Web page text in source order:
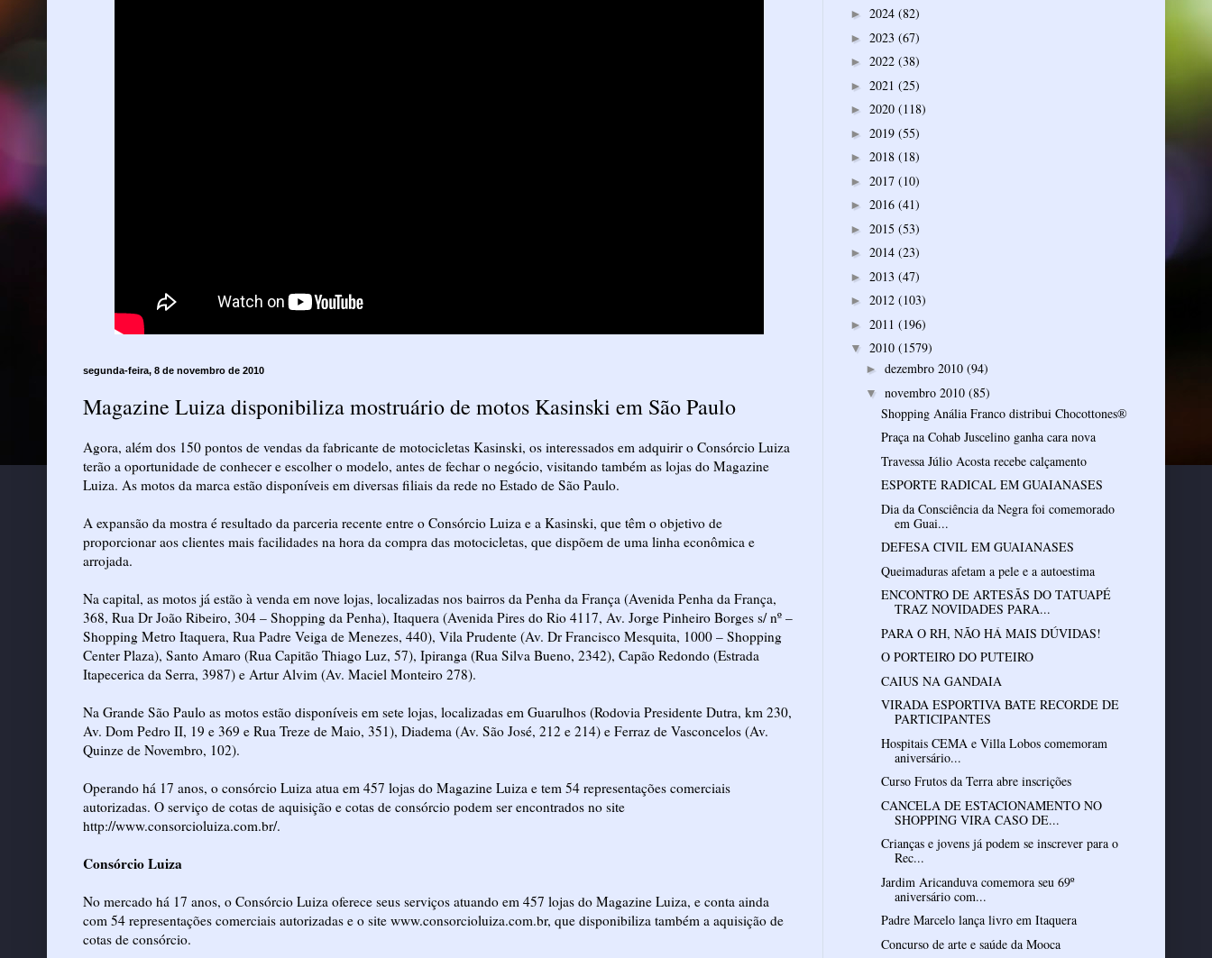
segunda-feira, 8 de novembro de 2010
Magazine Luiza disponibiliza mostruário de motos Kasinski em São Paulo
Agora, além dos 150 pontos de vendas da fabricante de motocicletas Kasinski, os interessados em adquirir o Consórcio Luiza
terão a oportunidade de conhecer e escolher o modelo, antes de fechar o negócio, visitando também as lojas do Magazine
Luiza. As motos da marca estão disponíveis em diversas filiais da rede no Estado de São Paulo.
A expansão da mostra é resultado da parceria recente entre o Consórcio Luiza e a Kasinski, que têm o objetivo de
proporcionar aos clientes mais facilidades na hora da compra das motocicletas, que dispõem de uma linha econômica e
arrojada.
Na capital, as motos já estão à venda em nove lojas, localizadas nos bairros da Penha da França (Avenida Penha da França,
368, Rua Dr João Ribeiro, 304 – Shopping da Penha), Itaquera (Avenida Pires do Rio 4117, Av. Jorge Pinheiro Borges s/ nº –
Shopping Metro Itaquera, Rua Padre Veiga de Menezes, 440), Vila Prudente (Av. Dr Francisco Mesquita, 1000 – Shopping
Center Plaza), Santo Amaro (Rua Capitão Thiago Luz, 57), Ipiranga (Rua Silva Bueno, 2342), Capão Redondo (Estrada
Itapecerica da Serra, 3987) e Artur Alvim (Av. Maciel Monteiro 278).
Na Grande São Paulo as motos estão disponíveis em sete lojas, localizadas em Guarulhos (Rodovia Presidente Dutra, km 230,
Av. Dom Pedro II, 19 e 369 e Rua Treze de Maio, 351), Diadema (Av. São José, 212 e 214) e Ferraz de Vasconcelos (Av.
Quinze de Novembro, 102).
Operando há 17 anos, o consórcio Luiza atua em 457 lojas do Magazine Luiza e tem 54 representações comerciais
autorizadas. O serviço de cotas de aquisição e cotas de consórcio podem ser encontrados no site
http://www.consorcioluiza.com.br/.
Consórcio Luiza
No mercado há 17 anos, o Consórcio Luiza oferece seus serviços atuando em 457 lojas do Magazine Luiza, e conta ainda
com 54 representações comerciais autorizadas e o site www.consorcioluiza.com.br, que disponibiliza também a aquisição de
cotas de consórcio.
► 2024 (82)
► 2023 (67)
► 2022 (38)
► 2021 (25)
► 2020 (118)
► 2019 (55)
► 2018 (18)
► 2017 (10)
► 2016 (41)
► 2015 (53)
► 2014 (23)
► 2013 (47)
► 2012 (103)
► 2011 (196)
▼ 2010 (1579)
► dezembro 2010 (94)
▼ novembro 2010 (85)
Shopping Anália Franco distribui Chocottones®
Praça na Cohab Juscelino ganha cara nova
Travessa Júlio Acosta recebe calçamento
ESPORTE RADICAL EM GUAIANASES
Dia da Consciência da Negra foi comemorado
em Guai...
DEFESA CIVIL EM GUAIANASES
Queimaduras afetam a pele e a autoestima
ENCONTRO DE ARTESÃS DO TATUAPÉ
TRAZ NOVIDADES PARA...
PARA O RH, NÃO HÁ MAIS DÚVIDAS!
O PORTEIRO DO PUTEIRO
CAIUS NA GANDAIA
VIRADA ESPORTIVA BATE RECORDE DE
PARTICIPANTES
Hospitais CEMA e Villa Lobos comemoram
aniversário...
Curso Frutos da Terra abre inscrições
CANCELA DE ESTACIONAMENTO NO
SHOPPING VIRA CASO DE...
Crianças e jovens já podem se inscrever para o
Rec...
Jardim Aricanduva comemora seu 69º
aniversário com...
Padre Marcelo lança livro em Itaquera
Concurso de arte e saúde da Mooca